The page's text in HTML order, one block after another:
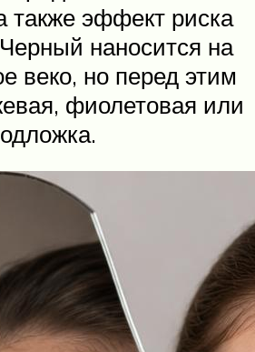
также эффект риска
наносится на
веко, но перед этим
фиолетовая или